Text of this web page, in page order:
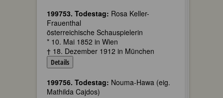
199753. Todestag: Rosa Keller-
Frauenthal
österreichische Schauspielerin
* 10. Mai 1852 in Wien
† 18. Dezember 1912 in München
Details
199756. Todestag: Nouma-Hawa (eig.
Mathilda Cajdos)